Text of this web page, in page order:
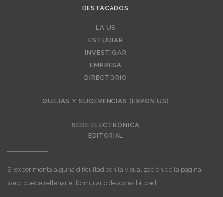
DESTACADOS
LA US
ESTUDIAR
INVESTIGAR
EMPRESA
DIRECTORIO
QUEJAS Y SUGERENCIAS (EXPÓN US)
SEDE ELECTRÓNICA
EDITORIAL
Si experimenta alguna dificultad con la visualización de la página
web, puede rellenar el formulario de accesibilidad